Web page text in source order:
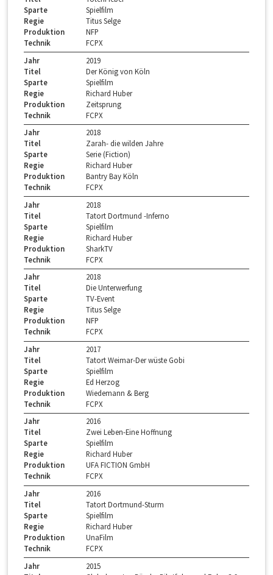
Sparte
Spielfilm
Regie
Titus Selge
Produktion
NFP
Technik
FCPX
Jahr
2019
Titel
Der König von Köln
Sparte
Spielfilm
Regie
Richard Huber
Produktion
Zeitsprung
Technik
FCPX
Jahr
2018
Titel
Zarah- die wilden Jahre
Sparte
Serie (Fiction)
Regie
Richard Huber
Produktion
Bantry Bay Köln
Technik
FCPX
Jahr
2018
Titel
Tatort Dortmund -Inferno
Sparte
Spielfilm
Regie
Richard Huber
Produktion
SharkTV
Technik
FCPX
Jahr
2018
Titel
Die Unterwerfung
Sparte
TV-Event
Regie
Titus Selge
Produktion
NFP
Technik
FCPX
Jahr
2017
Titel
Tatort Weimar-Der wüste Gobi
Sparte
Spielfilm
Regie
Ed Herzog
Produktion
Wiedemann & Berg
Technik
FCPX
Jahr
2016
Titel
Zwei Leben-Eine Hoffnung
Sparte
Spielfilm
Regie
Richard Huber
Produktion
UFA FICTION GmbH
Technik
FCPX
Jahr
2016
Titel
Tatort Dortmund-Sturm
Sparte
Spielfilm
Regie
Richard Huber
Produktion
UnaFilm
Technik
FCPX
Jahr
2015